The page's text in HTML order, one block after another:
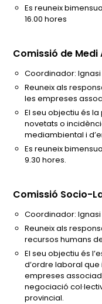
Es reuneix
16.00 hores
Comissió de Medi
Coordinador: Ignasi
Reuneix als
les empreses
El seu objectiu és
novetats o
mediambiental i
Es reuneix
9.30 hores.
Comissió Socio-
Coordinador: Ignasi
Reuneix als
recursos humans
El seu objectiu és
d’ordre laboral que
empreses
negociació
provincial.